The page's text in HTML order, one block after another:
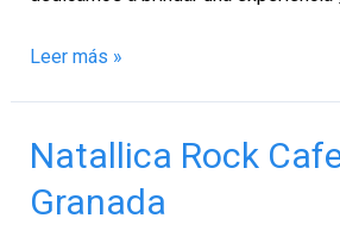
Leer más »
Natallica Rock
Granada
Natallica
Rock
Cafe,